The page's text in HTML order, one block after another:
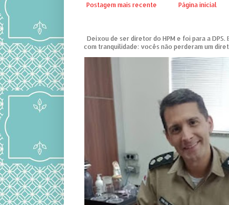
Postagem mais recente Página inicial
Deixou de ser diretor do HPM e foi para a DPS.
com tranquilidade: vocês não perderam um